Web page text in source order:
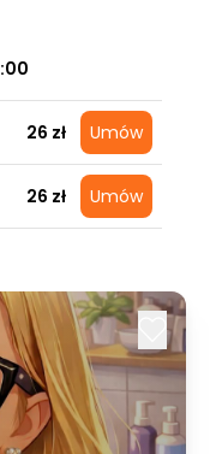
26 zł Umów
26 zł Umów